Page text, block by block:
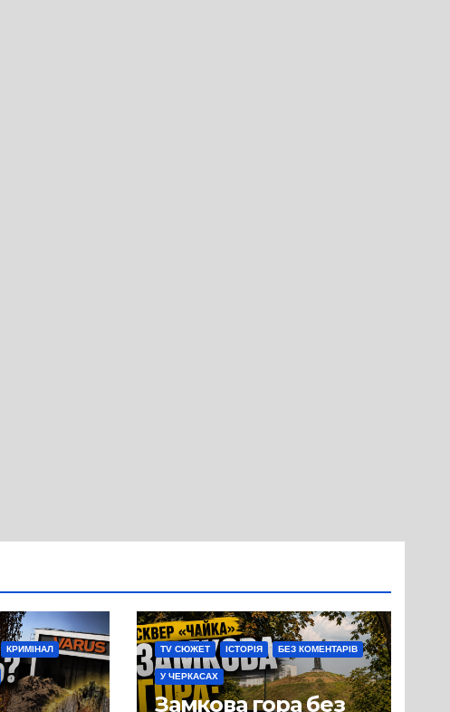
КРИМІНАЛ TV СЮЖЕТ ІСТОРІЯ БЕЗ КОМЕНТАРІВ
У ЧЕРКАСАХ
Замкова гора без